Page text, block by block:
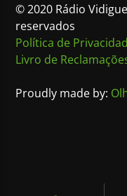
© 2020 Rádio
reservados
Política de
Livro de
Proudly made by: